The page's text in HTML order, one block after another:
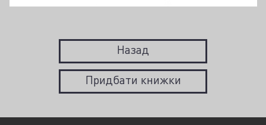
Назад
Придбати книжки